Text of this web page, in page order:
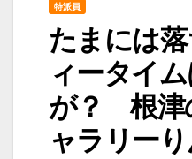
特派員
たまには
ィータイ
が？ 根津
ャラリー